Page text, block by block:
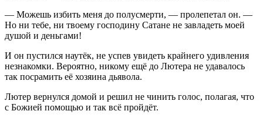
— Можешь избить меня до полусмерти, — пролепетал он. —
Но ни тебе, ни твоему господину Сатане не завладеть моей
душой и деньгами!
И он пустился наутёк, не успев увидеть крайнего удивления
незнакомки. Вероятно, никому ещё до Лютера не удавалось
так посрамить её хозяина дьявола.
Лютер вернулся домой и решил не чинить голос, полагая, что
с Божией помощью и так всё пройдёт.